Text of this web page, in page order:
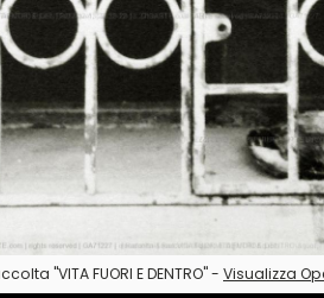
"VITA FUORI E DENTRO" - Visualizza